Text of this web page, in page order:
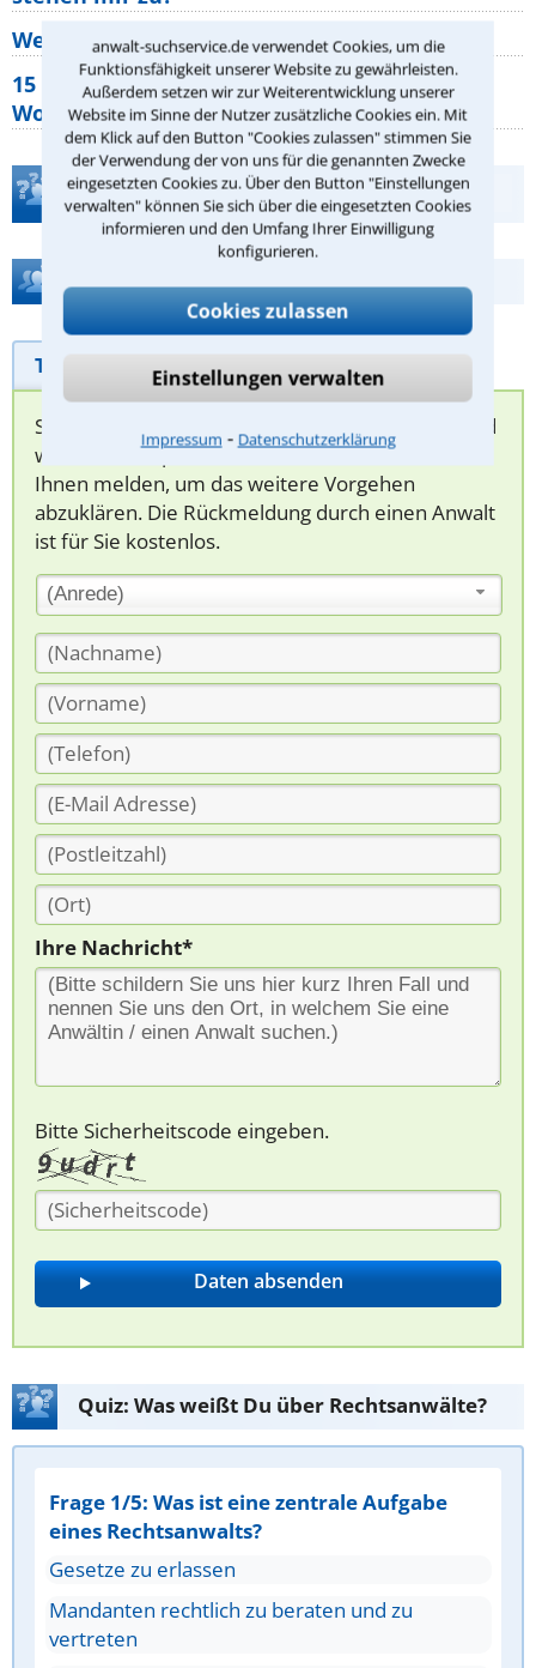
anwalt-suchservice.de verwendet Cookies, um die
Funktionsfähigkeit unserer Website zu gewährleisten.
Außerdem setzen wir zur Weiterentwicklung unserer
Website im Sinne der Nutzer zusätzliche Cookies ein. Mit
dem Klick auf den Button "Cookies zulassen" stimmen Sie
der Verwendung der von uns für die genannten Zwecke
eingesetzten Cookies zu. Über den Button "Einstellungen
verwalten" können Sie sich über die eingesetzten Cookies
informieren und den Umfang Ihrer Einwilligung
konfigurieren.
Cookies zulassen
Einstellungen verwalten
Impressum ⁃ Datenschutzerklärung
Wer muss Zweitwohnungssteuer zahlen?
15 elementare Rechte, die jeder
Wohnungseigentümer kennen sollte
Teste Dein Rechtswissen
Telefonhilfe Beratungsanfrage
Sie können hier Ihren Fall schildern. Anschließend
werden sich spezialisierte Rechtsanwälte bei
Ihnen melden, um das weitere Vorgehen
abzuklären. Die Rückmeldung durch einen Anwalt
ist für Sie kostenlos.
(Anrede)
Ihre Nachricht*
Bitte Sicherheitscode eingeben.
Quiz: Was weißt Du über Rechtsanwälte?
Frage 1/5: Was ist eine zentrale Aufgabe
eines Rechtsanwalts?
Gesetze zu erlassen
Mandanten rechtlich zu beraten und zu
vertreten